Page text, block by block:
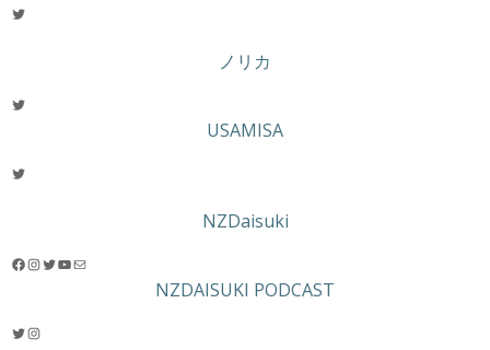
Twitter
ノリカ
Twitter
USAMISA
Twitter
NZDaisuki
Facebook InstagramTwitter YouTube メール
NZDAISUKI PODCAST
Twitter Instagram